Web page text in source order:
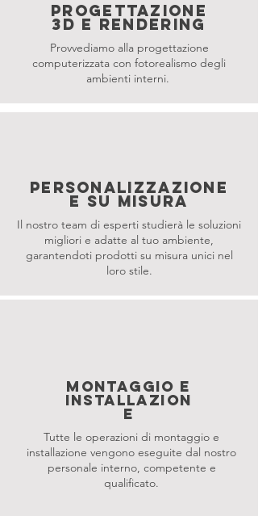
PROGETTAZIONE
3D E RENDERING
Provvediamo alla progettazione
computerizzata con fotorealismo degli
ambienti interni.
PERSONALIZZAZIONE
E SU MISURA
Il nostro team di esperti studierà le soluzioni
migliori e adatte al tuo ambiente,
garantendoti prodotti su misura unici nel
loro stile.
MONTAGGIO E
INSTALLAZION
E
Tutte le operazioni di montaggio e
installazione vengono eseguite dal nostro
personale interno, competente e
qualificato.